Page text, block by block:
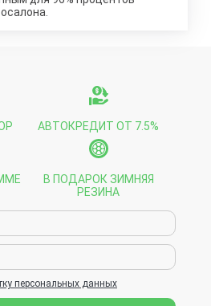
АВТОКРЕДИТ ОТ 7.5%
В ПОДАРОК ЗИМНЯЯ
РЕЗИНА
персональных данных